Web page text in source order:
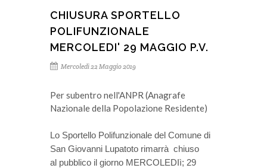
CHIUSURA SPORTELLO
POLIFUNZIONALE
MERCOLEDI' 29 MAGGIO P.V.
Mercoledì 22 Maggio 2019
Per subentro nell'ANPR (Anagrafe
Nazionale della Popolazione Residente)
Lo Sportello Polifunzionale del Comune di
San Giovanni Lupatoto rimarrà chiuso
al pubblico il giorno MERCOLEDIì; 29